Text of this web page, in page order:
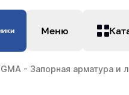
Меню
- Запорная арматура и